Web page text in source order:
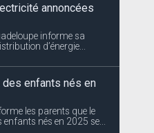
annoncées
informe sa
d’énergie...
des enfants nés en
les parents que le
nés en 2025 se...